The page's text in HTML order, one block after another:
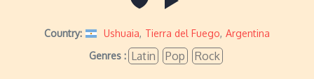
Country: Ushuaia, Tierra del Fuego, Argentina
Genres : Latin Pop Rock